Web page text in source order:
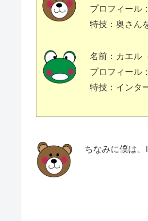
プロフィール
特技：奥さん
名前：カエル
プロフィール
特技：インタ
ちなみに僕は、